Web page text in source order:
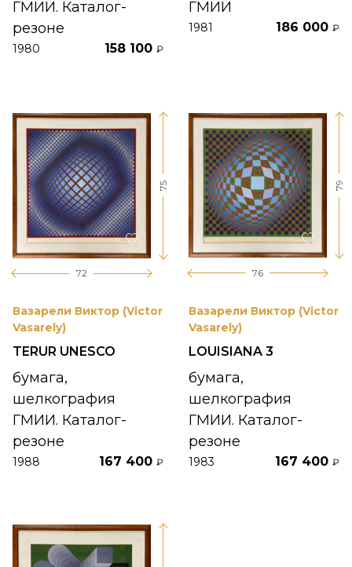
ГМИИ. Каталог-
резоне
1980 158 100 ₽
ГМИИ
1981 186 000 ₽
72
75
Вазарели Виктор (Victor
Vasarely)
TERUR UNESCO
бумага,
шелкография
ГМИИ. Каталог-
резоне
1988 167 400 ₽
76
79
Вазарели Виктор (Victor
Vasarely)
LOUISIANA 3
бумага,
шелкография
ГМИИ. Каталог-
резоне
1983 167 400 ₽